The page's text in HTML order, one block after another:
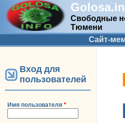
Свободные
Тюмени
Дополнительное
Сайт-
Вход для
пользователей
Имя пользователя *